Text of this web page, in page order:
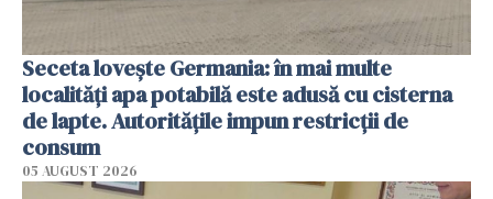
Seceta lovește Germania: în mai multe
localități apa potabilă este adusă cu cisterna
de lapte. Autoritățile impun restricții de
consum
05 AUGUST 2026